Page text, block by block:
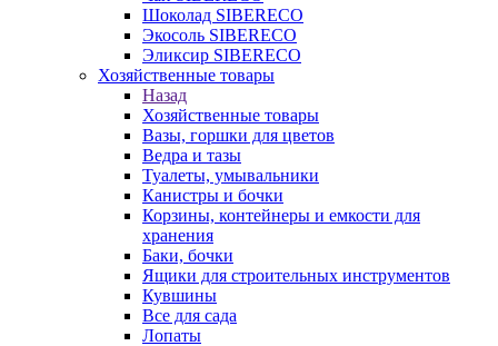
Шоколад SIBERECO
Экосоль SIBERECO
Эликсир SIBERECO
Хозяйственные товары
Назад
Хозяйственные товары
Вазы, горшки для цветов
Ведра и тазы
Туалеты, умывальники
Канистры и бочки
Корзины, контейнеры и емкости для
хранения
Баки, бочки
Ящики для строительных инструментов
Кувшины
Все для сада
Лопаты